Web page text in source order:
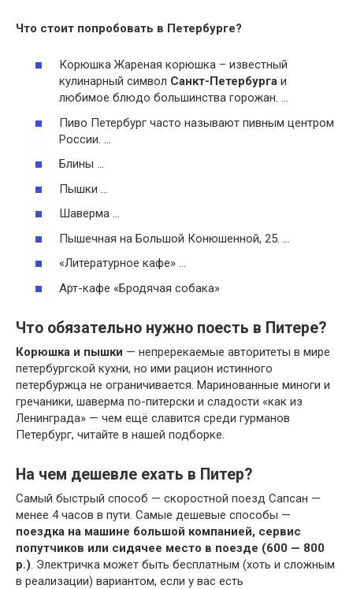
Что стоит попробовать в Петербурге?
Корюшка Жареная корюшка – известный
кулинарный символ Санкт-Петербурга и
любимое блюдо большинства горожан. …
Пиво Петербург часто называют пивным центром
России. …
Блины …
Пышки …
Шаверма …
Пышечная на Большой Конюшенной, 25. …
«Литературное кафе» …
Арт-кафе «Бродячая собака»
Что обязательно нужно поесть в Питере?
Корюшка и пышки — непререкаемые авторитеты в мире
петербургской кухни, но ими рацион истинного
петербуржца не ограничивается. Маринованные миноги и
гречаники, шаверма по-питерски и сладости «как из
Ленинграда» — чем ещё славится среди гурманов
Петербург, читайте в нашей подборке.
На чем дешевле ехать в Питер?
Самый быстрый способ — скоростной поезд Сапсан —
менее 4 часов в пути. Самые дешевые способы —
поездка на машине большой компанией, сервис
попутчиков или сидячее место в поезде (600 — 800
р.). Электричка может быть бесплатным (хоть и сложным
в реализации) вариантом, если у вас есть